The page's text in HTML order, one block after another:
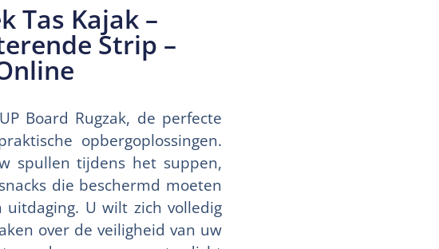
Tas Kajak –
Strip –
Board Rugzak, de perfecte
opbergoplossingen.
spullen tijdens het suppen,
die beschermd moeten
U wilt zich volledig
over de veiligheid van uw